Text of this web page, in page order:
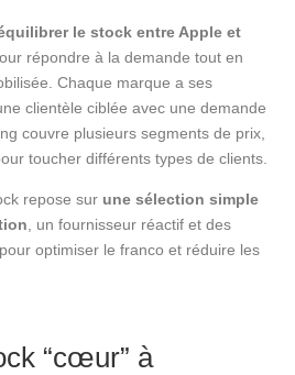
le stock entre Apple et
répondre à la demande tout en
Chaque marque a ses
clientèle ciblée avec une demande
couvre plusieurs segments de prix,
toucher différents types de clients.
repose sur une sélection simple
, un fournisseur réactif et des
optimiser le franco et réduire les
“cœur” à